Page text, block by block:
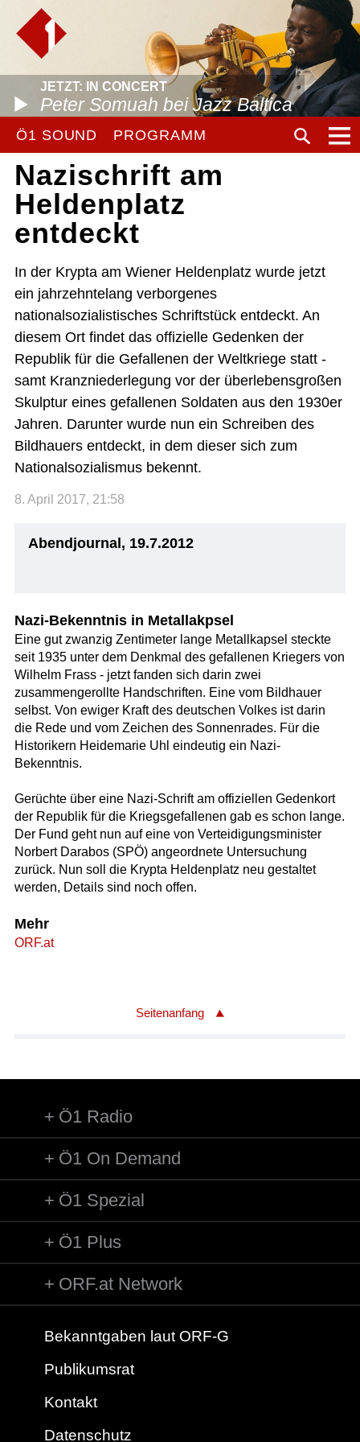
JETZT: IN CONCERT
Peter Somuah bei Jazz Baltica
Ö1 SOUND PROGRAMM
Nazischrift am
Heldenplatz
entdeckt
In der Krypta am Wiener Heldenplatz wurde jetzt
ein jahrzehntelang verborgenes
nationalsozialistisches Schriftstück entdeckt. An
diesem Ort findet das offizielle Gedenken der
Republik für die Gefallenen der Weltkriege statt -
samt Kranzniederlegung vor der überlebensgroßen
Skulptur eines gefallenen Soldaten aus den 1930er
Jahren. Darunter wurde nun ein Schreiben des
Bildhauers entdeckt, in dem dieser sich zum
Nationalsozialismus bekennt.
8. April 2017, 21:58
Abendjournal, 19.7.2012
Nazi-Bekenntnis in Metallakpsel
Eine gut zwanzig Zentimeter lange Metallkapsel steckte
seit 1935 unter dem Denkmal des gefallenen Kriegers von
Wilhelm Frass - jetzt fanden sich darin zwei
zusammengerollte Handschriften. Eine vom Bildhauer
selbst. Von ewiger Kraft des deutschen Volkes ist darin
die Rede und vom Zeichen des Sonnenrades. Für die
Historikern Heidemarie Uhl eindeutig ein Nazi-
Bekenntnis.
Gerüchte über eine Nazi-Schrift am offiziellen Gedenkort
der Republik für die Kriegsgefallenen gab es schon lange.
Der Fund geht nun auf eine von Verteidigungsminister
Norbert Darabos (SPÖ) angeordnete Untersuchung
zurück. Nun soll die Krypta Heldenplatz neu gestaltet
werden, Details sind noch offen.
Mehr
ORF.at
Seitenanfang
Ö1 Radio
Ö1 On Demand
Ö1 Spezial
Ö1 Plus
ORF.at Network
Bekanntgaben laut ORF-G
Publikumsrat
Kontakt
Datenschutz